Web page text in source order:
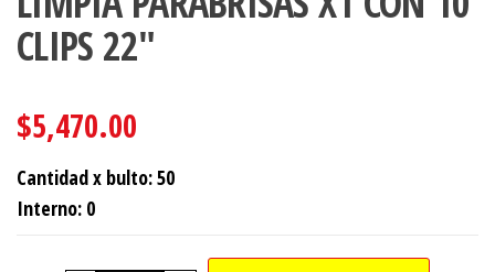
CLIPS 22″
$5,470.00
Cantidad x bulto: 50
Interno: 0